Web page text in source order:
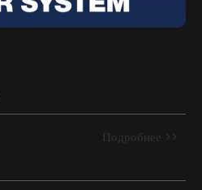
Подробнее >>